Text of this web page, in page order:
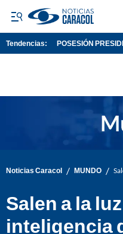
Tendencias: POSESIÓN
Noticias Caracol / MUNDO /
Salen a la
inteligencia